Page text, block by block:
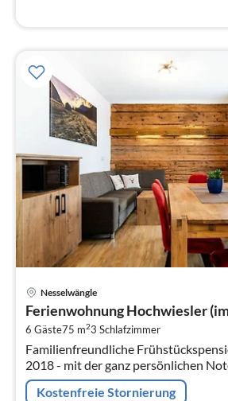
Nesselwängle
Ferienwohnung Hochwiesler
6 Gäste75 m23 Schlafzimmer
Familienfreundliche
2018 - mit der ganz persönlichen Note! Ruhige Lage,
m zur Loipe, idealer Ausgangspunkt
Kostenfreie Stornierung